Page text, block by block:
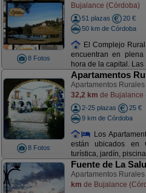
8 Fotos
Bujalance (Córdoba)
51 plazas
20 €
50 km de Córdoba
El Complejo
encuentran en
hora de la capital.
8 Fotos
Apartamentos
Apartamentos Rurales
32,2 km de Bujalance
2-25 plazas
25 €
9 km de Córdoba
Los
están ubicados en
turística, jardín,
Fuente de La
Apartamentos Rurales
km de Bujalance